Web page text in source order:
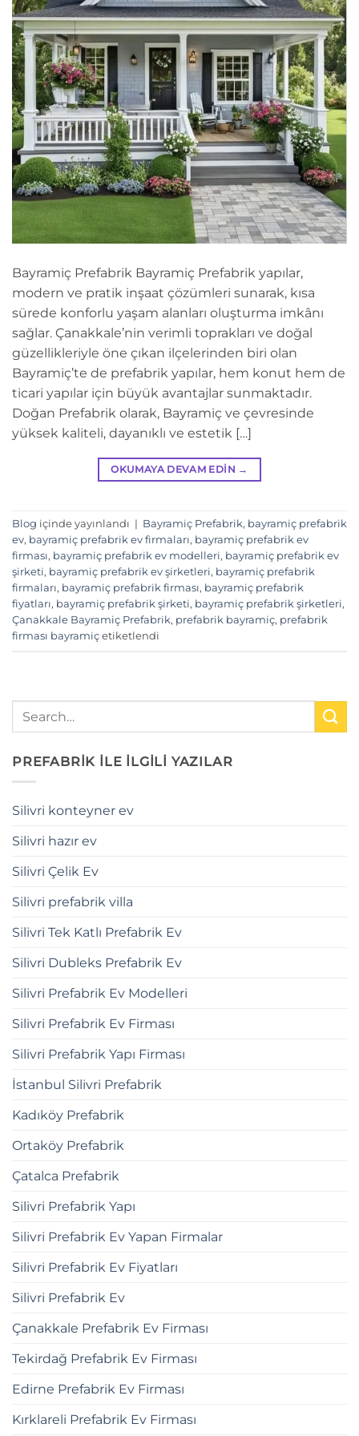
Bayramiç Prefabrik Bayramiç Prefabrik yapılar,
modern ve pratik inşaat çözümleri sunarak, kısa
sürede konforlu yaşam alanları oluşturma imkânı
sağlar. Çanakkale’nin verimli toprakları ve doğal
güzellikleriyle öne çıkan ilçelerinden biri olan
Bayramiç’te de prefabrik yapılar, hem konut hem de
ticari yapılar için büyük avantajlar sunmaktadır.
Doğan Prefabrik olarak, Bayramiç ve çevresinde
yüksek kaliteli, dayanıklı ve estetik […]
OKUMAYA DEVAM EDIN →
Blog içinde yayınlandı | Bayramiç Prefabrik, bayramiç prefabrik
ev, bayramiç prefabrik ev firmaları, bayramiç prefabrik ev
firması, bayramiç prefabrik ev modelleri, bayramiç prefabrik ev
şirketi, bayramiç prefabrik ev şirketleri, bayramiç prefabrik
firmaları, bayramiç prefabrik firması, bayramiç prefabrik
fiyatları, bayramiç prefabrik şirketi, bayramiç prefabrik şirketleri,
Çanakkale Bayramiç Prefabrik, prefabrik bayramiç, prefabrik
firması bayramiç etiketlendi
PREFABRİK İLE İLGİLİ YAZILAR
Silivri konteyner ev
Silivri hazır ev
Silivri Çelik Ev
Silivri prefabrik villa
Silivri Tek Katlı Prefabrik Ev
Silivri Dubleks Prefabrik Ev
Silivri Prefabrik Ev Modelleri
Silivri Prefabrik Ev Firması
Silivri Prefabrik Yapı Firması
İstanbul Silivri Prefabrik
Kadıköy Prefabrik
Ortaköy Prefabrik
Çatalca Prefabrik
Silivri Prefabrik Yapı
Silivri Prefabrik Ev Yapan Firmalar
Silivri Prefabrik Ev Fiyatları
Silivri Prefabrik Ev
Çanakkale Prefabrik Ev Firması
Tekirdağ Prefabrik Ev Firması
Edirne Prefabrik Ev Firması
Kırklareli Prefabrik Ev Firması